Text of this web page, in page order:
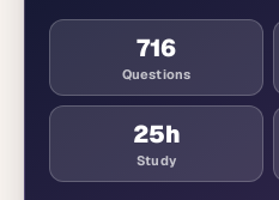
716
Questions
25h
Study